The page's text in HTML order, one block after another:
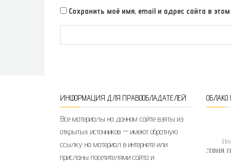
Сохранить моё имя, email и адрес сайта в
ИНФОРМАЦИЯ ДЛЯ ПРАВООБЛАДАТЕЛЕЙ
Все материалы на данном сайте взяты из
открытых источников — имеют обратную
ссылку на материал в интернете или
присланы посетителями сайта и
ОБЛАКО